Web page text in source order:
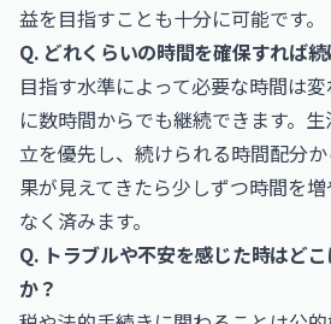
益を目指すことも十分に可能です。
Q. どれくらいの時間を確保すれば
目指す水準によって必要な時間は
に数時間からでも継続できます。
立を優先し、続けられる時間配分
果が見えてきたら少しずつ時間を
なく済みます。
Q. トラブルや不安を感じた時はど
か？